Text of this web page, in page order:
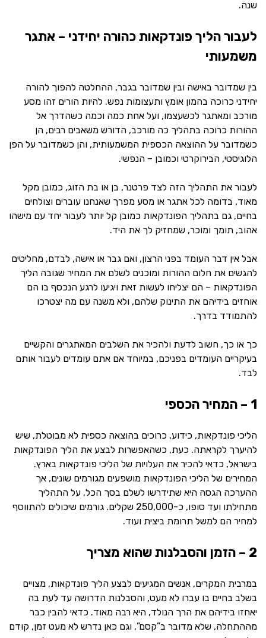
שנה.
לעבור הליך פונדקאות כהורה יחידני – אתגר
משמעותי
בין שמדובר באישה ובין שמדובר בגבר, ההחלטה להפוך להורה
יחידני כרוכה בהמון אומץ ותעצומות נפש. להיות הורים זהו מסע
מורכב ומאתגר לכשעצמו, ועל אחת כמה וכמה כשהדרך אל
ההורות כרוכה בתהליך כה מורכב, הדורש משאבים רבים, הן
כשמדובר על ההוצאה הכספית המשמעותית, והן כשמדובר על הפן
הלוגיסטי, הבירוקרטי וכמובן – הנפשי.
לעבור את התהליך הזה לצד פרטנר, בן או בת הזוג, כמובן מקל
מאוד, בדומה לכל אתגר או מסע מפרך שאנחנו עוברים וצולחים
בחיים, גם בתהליך הפונדקאות כמובן קל יותר לעבור יחד עם מישהו
אהוב, תומך ומוכר, שמחזיק לך את היד.
אבל אין דבר העומד בפני הרצון, ואם גבר או אישה, לבדם, מחליטים
להגשים את חלום ההורות ומוכנים לשלם את המחיר שגובה הליך
הפונדקאות – הם יצליחו לעשות זאת ויגיעו לרגע הנכסף בו הם
אוחזים בידיהם את התינוק שלהם, ולא משנה עם מה יצטרכו
להתמודד בדרך.
כך או כך, חשוב לדעת ולהכיר את השלבים המאתגרים והקשיים
בעיקריים העומדים בפניכם, במיוחד אם אתם עומדים לעבור אותם
לבד.
1 – המחיר הכספי
הליכי פונדקאות, כידוע, כרוכים בהוצאה כספית לא מבוטלת, שיש
להיערך לקראתה. כעת, כשהאפשרות לבצע את הליך הפונדקאות
בישראל, כדאי להכיר את העלויות של הליכי פונדקאות בארץ.
המחירים של הליכי הפונדקאות מושפעים מגורמים שונים, אך
ההערכה הגסה היא שתידרשו לשלם בסך הכל, על התהליך
מתחילתו ועד סופו, כ-250,000 שקלים. גורמים שיכולים להתווסף
למחיר הם למשל תרומת ביצית ועוד.
2 – הזמן והסבלנות שהוא מצריך
במרבית המקרים, אנשים המגיעים לבצע הליך פונדקאות, מצויים
בשלב בחיים בו עברו לא מעט, והסבלנות הדרושה עד לעת בה
יאחזו בידיהם את הרך הנולד, היא רבה מאוד. כדאי להבין כבר
מההתחלה, שלא מדובר ב”קסם”, וגם כאן נדרש לא מעט זמן, קודם